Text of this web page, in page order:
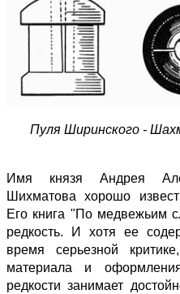
Пуля Ширинского -
Имя князя Андрея
Шихматова хорошо
Его книга "По медвежьим
редкость. И хотя ее
время серьезной
материала и
редкости занимает